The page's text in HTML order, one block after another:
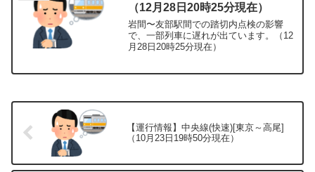
（12月28日20時25分現在）
岩間〜友部駅間での踏切内点検の影響
で、一部列車に遅れが出ています。（12
月28日20時25分現在）
【運行情報】中央線(快速)[東京～高尾]
（10月23日19時50分現在）